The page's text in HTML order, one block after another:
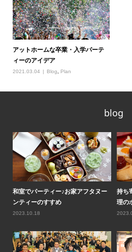
アットホームな卒業・入学パーテ
ィーのアイデア
2021.03.04 Blog, Plan
blog
和室でパーティー♪お家アフタヌー
ンティーのすすめ
2023.10.18
持ち
理の